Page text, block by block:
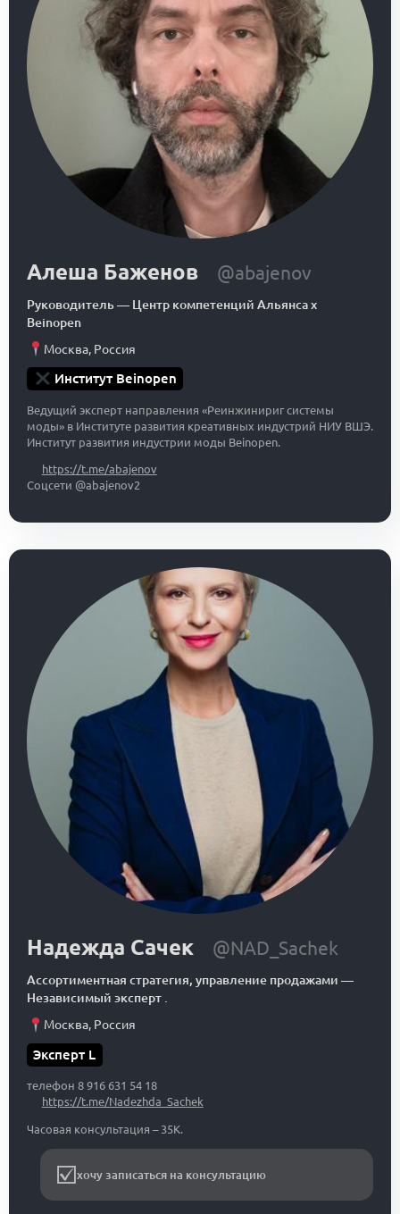
Алеша Баженов @abajenov
Руководитель— Центр компетенций Альянса x
Beinopen
Москва, Россия
Институт Beinopen
Ведущий эксперт направления «Реинжинириг системы
моды» в Институте развития креативных индустрий НИУ ВШЭ.
Институт развития индустрии моды Beinopen.
https://t.me/abajenov
Соцсети @abajenov2
Надежда Сачек @NAD_Sachek
Ассортиментная стратегия, управление продажами —
Независимый эксперт .
Москва, Россия
Эксперт L
телефон 8 916 631 54 18
https://t.me/Nadezhda_Sachek
Часовая консультация – 35К.
хочу записаться на консультацию